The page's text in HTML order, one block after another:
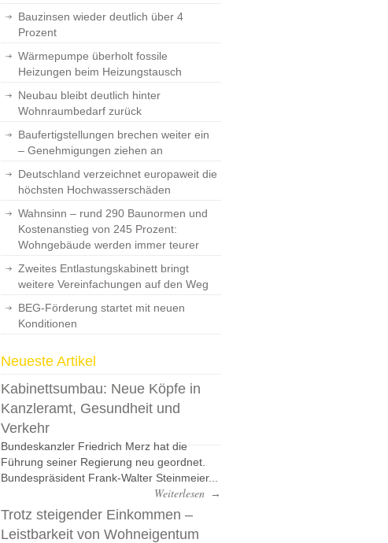
Bauzinsen wieder deutlich über 4
Prozent
Wärmepumpe überholt fossile
Heizungen beim Heizungstausch
Neubau bleibt deutlich hinter
Wohnraumbedarf zurück
Baufertigstellungen brechen weiter ein
– Genehmigungen ziehen an
Deutschland verzeichnet europaweit die
höchsten Hochwasserschäden
Wahnsinn – rund 290 Baunormen und
Kostenanstieg von 245 Prozent:
Wohngebäude werden immer teurer
Zweites Entlastungskabinett bringt
weitere Vereinfachungen auf den Weg
BEG-Förderung startet mit neuen
Konditionen
Neueste Artikel
Kabinettsumbau: Neue Köpfe in
Kanzleramt, Gesundheit und
Verkehr
Bundeskanzler Friedrich Merz hat die
Führung seiner Regierung neu geordnet.
Bundespräsident Frank-Walter Steinmeier...
Weiterlesen →
Trotz steigender Einkommen –
Leistbarkeit von Wohneigentum